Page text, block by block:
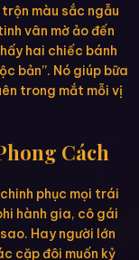
màu sắc ngẫu
vân mờ ảo đến
hai chiếc bánh
bản”. Nó giúp bữa
trong mắt mỗi vị
Cách
phục mọi trái
hành gia, cô gái
Hay người lớn
cặp đôi muốn kỷ